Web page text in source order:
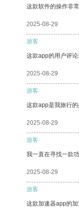
这款软件的操作非
2025-08-29
游客
这款app的用户评论
2025-08-29
游客
这款app是我旅行的
2025-08-29
游客
我一直在寻找一款
2025-08-29
游客
这款加速器app的